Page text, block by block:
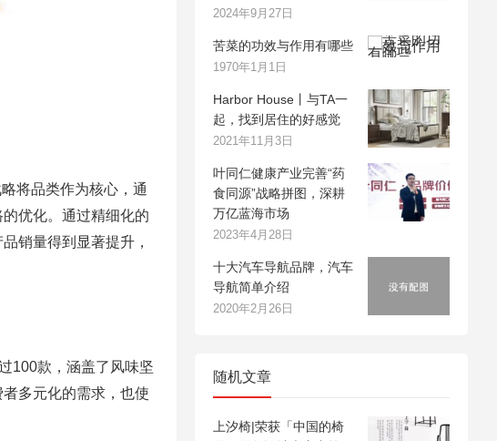
将品类作为核心，通
优化。通过精细化的
销量得到显著提升，
100款，涵盖了风味坚
多元化的需求，也使
2024年9月27日
苦菜的功效与作用有哪些
1970年1月1日
Harbor House丨与TA一
起，找到居住的好感觉
2021年11月3日
叶同仁健康产业完善“药
食同源”战略拼图，深耕
万亿蓝海市场
2023年4月28日
十大汽车导航品牌，汽车
导航简单介绍
2020年2月26日
随机文章
上汐椅|荣获「中国的椅